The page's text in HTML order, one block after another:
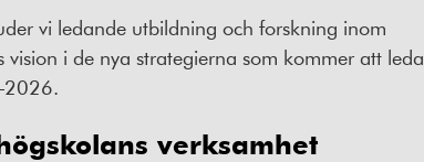
vi ledande utbildning och forskning inom
i de nya strategierna som kommer att leda
verksamhet